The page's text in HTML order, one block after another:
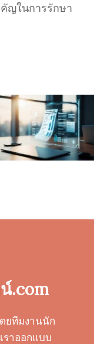
ญในการรักษา
.com
ยทีมงานนัก
าออกแบบ